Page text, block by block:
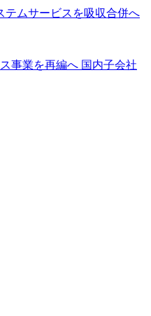
テムサービスを吸収合併へ
事業を再編へ 国内子会社